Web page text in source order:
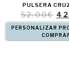
PULSERA
52,00€
PERSONALIZAR